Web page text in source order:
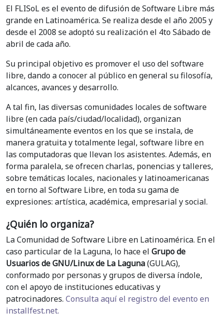
El FLISoL es el evento de difusión de Software Libre más
grande en Latinoamérica. Se realiza desde el año 2005 y
desde el 2008 se adoptó su realización el 4to Sábado de
abril de cada año.
Su principal objetivo es promover el uso del software
libre, dando a conocer al público en general su filosofía,
alcances, avances y desarrollo.
A tal fin, las diversas comunidades locales de software
libre (en cada país/ciudad/localidad), organizan
simultáneamente eventos en los que se instala, de
manera gratuita y totalmente legal, software libre en
las computadoras que llevan los asistentes. Además, en
forma paralela, se ofrecen charlas, ponencias y talleres,
sobre temáticas locales, nacionales y latinoamericanas
en torno al Software Libre, en toda su gama de
expresiones: artística, académica, empresarial y social.
¿Quién lo organiza?
La Comunidad de Software Libre en Latinoamérica. En el
caso particular de la Laguna, lo hace el Grupo de
Usuarios de GNU/Linux de La Laguna(GULAG),
conformado por personas y grupos de diversa índole,
con el apoyo de instituciones educativas y
patrocinadores. Consulta aquí el registro del evento en
installfest.net.